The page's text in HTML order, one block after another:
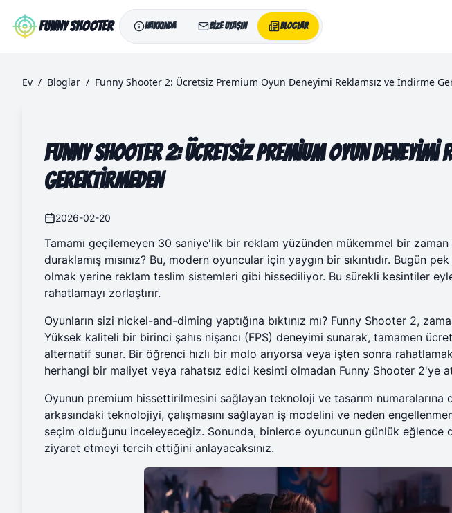
Funny Shooter
Hakkında Bize Ulaşın Bloglar
Ev / Bloglar / Funny Shooter 2: Ücretsiz Premium Oyun Deneyimi Reklamsız ve İndirme
Funny Shooter 2: Ücretsiz Premium Oyun Deneyimi
Gerektirmeden
2026-02-20
Tamamı geçilemeyen 30 saniye'lik bir reklam yüzünden mükemmel bir
duraklamış mısınız? Bu, modern oyuncular için yaygın bir sıkıntıdır. Bugün
olmak yerine reklam teslim sistemleri gibi hissediliyor. Bu sürekli kesintiler
rahatlamayı zorlaştırır.
Oyunların sizi nickel-and-diming yaptığına bıktınız mı? Funny Shooter 2,
Yüksek kaliteli bir birinci şahıs nişancı (FPS) deneyimi sunarak, tamamen
alternatif sunar. Bir öğrenci hızlı bir molo arıyorsa veya işten sonra
herhangi bir maliyet veya rahatsız edici kesinti olmadan Funny Shooter 2'ye
Oyunun premium hissettirilmesini sağlayan teknoloji ve tasarım
arkasındaki teknolojiyi, çalışmasını sağlayan iş modelini ve neden
seçim olduğunu inceleyeceğiz. Sonunda, binlerce oyuncunun günlük eğlence
ziyaret etmeyi tercih ettiğini anlayacaksınız.